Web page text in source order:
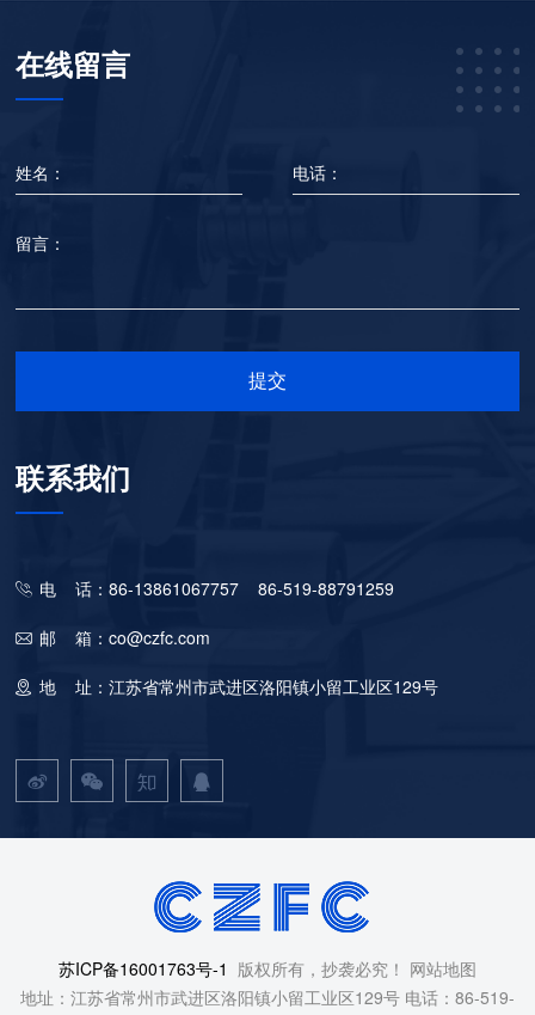
在线留言
姓名： 电话：
留言：
提交
联系我们
电 话：86-13861067757 86-519-88791259
邮 箱：co@czfc.com
地 址：江苏省常州市武进区洛阳镇小留工业区129号
苏ICP备16001763号-1 版权所有，抄袭必究！ 网站地图
地址：江苏省常州市武进区洛阳镇小留工业区129号 电话：86-519-